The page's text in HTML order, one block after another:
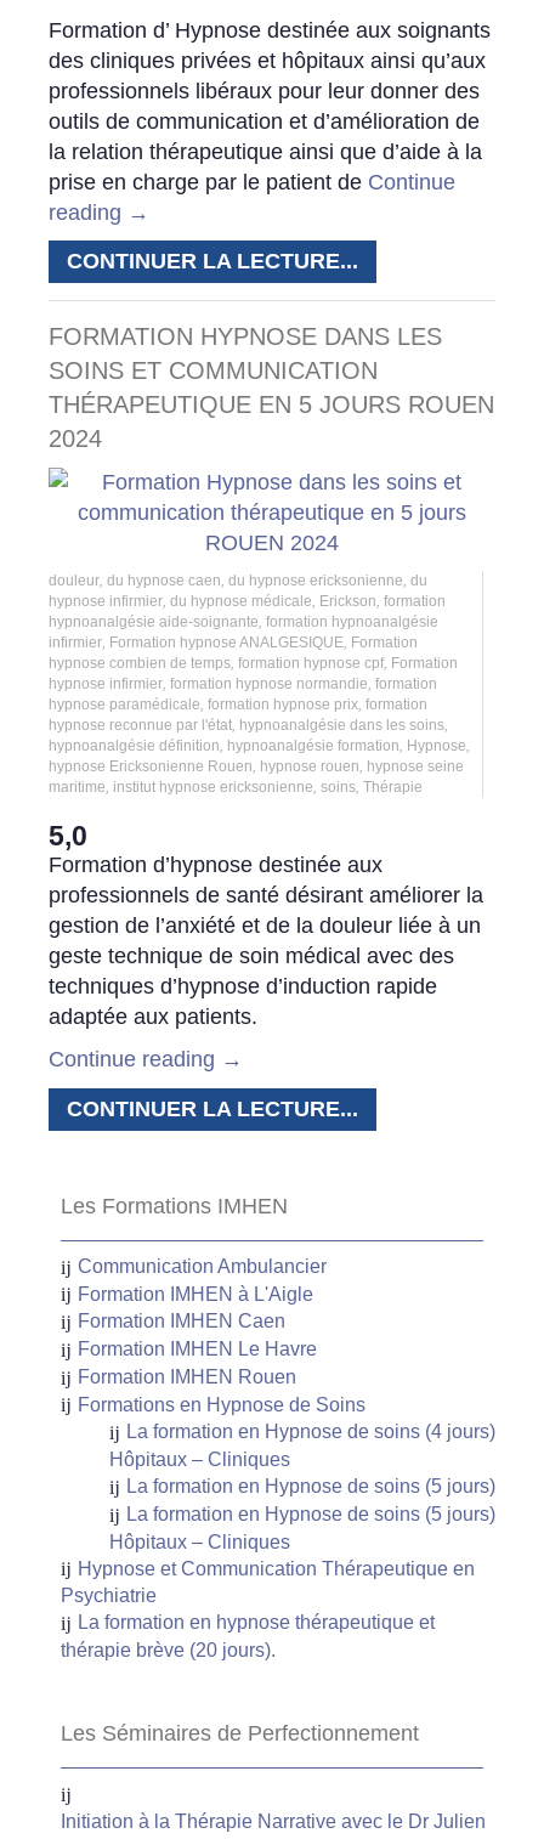
Formation d’ Hypnose destinée aux soignants
des cliniques privées et hôpitaux ainsi qu’aux
professionnels libéraux pour leur donner des
outils de communication et d’amélioration de
la relation thérapeutique ainsi que d’aide à la
prise en charge par le patient de Continue
reading →
CONTINUER LA LECTURE...
FORMATION HYPNOSE DANS LES
SOINS ET COMMUNICATION
THÉRAPEUTIQUE EN 5 JOURS ROUEN
2024
douleur du hypnose caen du hypnose ericksonienne du
hypnose infirmier du hypnose médicale Erickson formation
hypnoanalgésie aide-soignante formation hypnoanalgésie
infirmier Formation hypnose ANALGESIQUE Formation
hypnose combien de temps formation hypnose cpf, Formation
hypnose infirmier formation hypnose normandie formation
hypnose paramédicale formation hypnose prix formation
hypnose reconnue par l'état hypnoanalgésie dans les soins
hypnoanalgésie définition hypnoanalgésie formation Hypnose
hypnose Ericksonienne Rouen hypnose rouen hypnose seine
maritime institut hypnose ericksonienne soins Thérapie
5,0
Formation d’hypnose destinée aux
professionnels de santé désirant améliorer la
gestion de l’anxiété et de la douleur liée à un
geste technique de soin médical avec des
techniques d’hypnose d’induction rapide
adaptée aux patients.
Continue reading →
CONTINUER LA LECTURE...
Les Formations IMHEN
Communication Ambulancier
Formation IMHEN à L'Aigle
Formation IMHEN Caen
Formation IMHEN Le Havre
Formation IMHEN Rouen
Formations en Hypnose de Soins
La formation en Hypnose de soins (4 jours)
Hôpitaux – Cliniques
La formation en Hypnose de soins (5 jours)
La formation en Hypnose de soins (5 jours)
Hôpitaux – Cliniques
Hypnose et Communication Thérapeutique en
Psychiatrie
La formation en hypnose thérapeutique et
thérapie brève (20 jours).
Les Séminaires de Perfectionnement
Initiation à la Thérapie Narrative avec le Dr Julien